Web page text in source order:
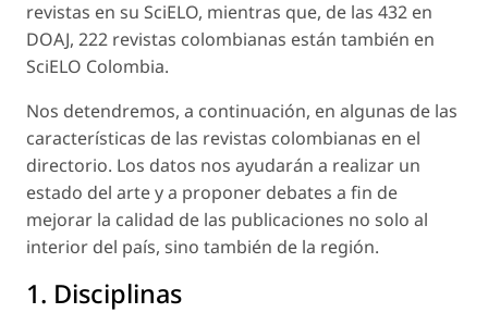
revistas en su SciELO, mientras que, de las 432 en
DOAJ, 222 revistas colombianas están también en
SciELO Colombia.
Nos detendremos, a continuación, en algunas de las
características de las revistas colombianas en el
directorio. Los datos nos ayudarán a realizar un
estado del arte y a proponer debates a fin de
mejorar la calidad de las publicaciones no solo al
interior del país, sino también de la región.
1. Disciplinas